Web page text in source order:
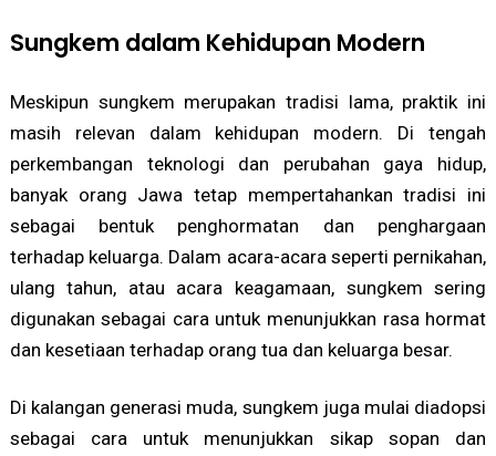
Sungkem dalam Kehidupan Modern
Meskipun sungkem merupakan tradisi lama, praktik ini
masih relevan dalam kehidupan modern. Di tengah
perkembangan teknologi dan perubahan gaya hidup,
banyak orang Jawa tetap mempertahankan tradisi ini
sebagai bentuk penghormatan dan penghargaan
terhadap keluarga. Dalam acara-acara seperti pernikahan,
ulang tahun, atau acara keagamaan, sungkem sering
digunakan sebagai cara untuk menunjukkan rasa hormat
dan kesetiaan terhadap orang tua dan keluarga besar.
Di kalangan generasi muda, sungkem juga mulai diadopsi
sebagai cara untuk menunjukkan sikap sopan dan